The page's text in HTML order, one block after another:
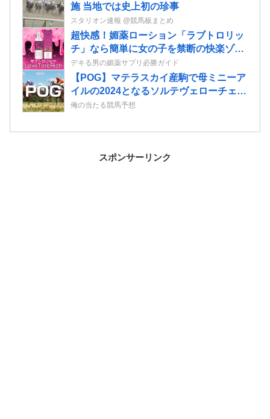
施 当地では史上初の珍事
スタリオン速報 @競馬板まとめ
超快感！媚薬ローション「ラブトロリッ
チ」なら簡単に女の子を禁断の快楽ゾー
ンへ導ける！
デキる男の媚薬サプリ必勝ガイド
【POG】マテラスカイ産駒で母ミニーア
イルの2024となるソルテヴェローチェの
2歳情報
俺の当たる競馬予想
スポンサーリンク